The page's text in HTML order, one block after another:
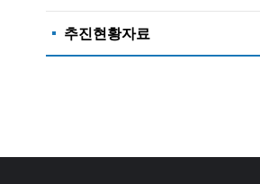
추진현황자료